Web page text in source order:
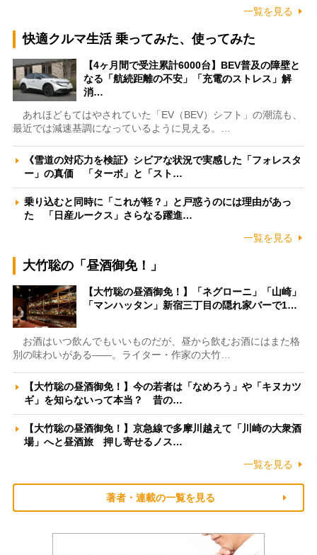
一覧を見る
快適クルマ生活 乗ってみた、使ってみた
【4ヶ月間で受注累計6000台】BEV普及の障壁と
なる「航続距離の不安」「充電のストレス」解
消…
あれほどもてはやされていた「EV（BEV）シフト」の潮流も、
最近では減速基調になっているように見える。…
《雪道の対応力を検証》シビアな状況で実感した「フォレスタ
ー」の真価 「ターボ」と「スト…
乗り込むと同時に「これが軽？」と戸惑うのには理由があっ
た 「日産ルークス」さらなる躍進…
一覧を見る
大竹聡の「昼酒御免！」
【大竹聡の昼酒御免！】「ネグローニ」「山崎」
「マンハッタン」新宿三丁目の隠れ家バーで1…
お酒はいつ飲んでもいいものだが、昼から飲むお酒にはまた格
別の味わいがある――。ライター・作家の大竹…
【大竹聡の昼酒御免！】今の若者は「なめろう」や「キヌカツ
ギ」を知らないって本当？ 昔の…
【大竹聡の昼酒御免！】京急線で多摩川越えて「川崎の大衆酒
場」へと昼酒旅 押し寄せるノス…
一覧を見る
著者・連載の一覧を見る